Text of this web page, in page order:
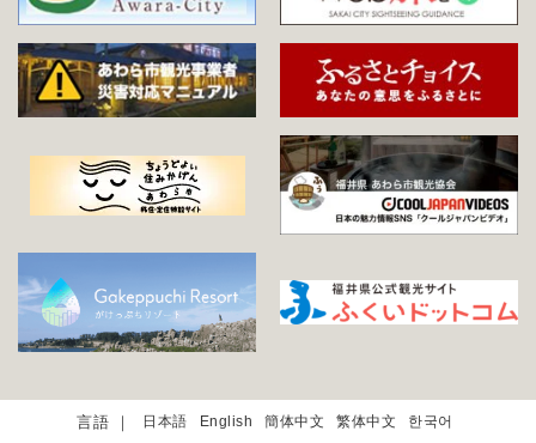
日本語 English 簡体中文 繁体中文 한국어